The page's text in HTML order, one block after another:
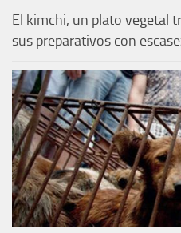
El kimchi, un plato vegetal
sus preparativos con